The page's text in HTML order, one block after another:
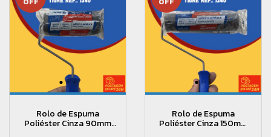
Rolo de Espuma
Poliéster Cinza 90mm
Rolo de Espuma
Poliéster Cinza 150mm